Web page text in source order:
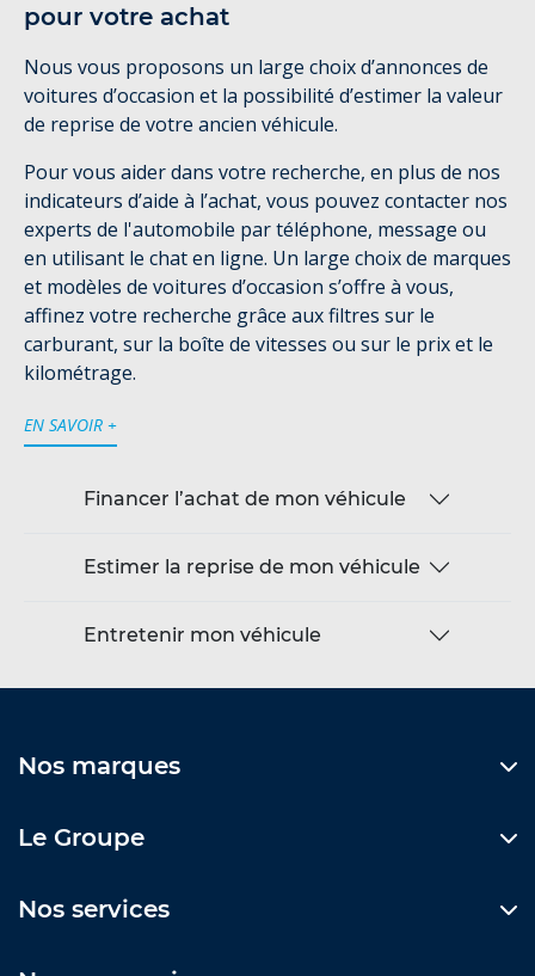
pour votre achat
Nous vous proposons un large choix d’annonces de
voitures d’occasion et la possibilité d’estimer la valeur
de reprise de votre ancien véhicule.
Pour vous aider dans votre recherche, en plus de nos
indicateurs d’aide à l’achat, vous pouvez contacter nos
experts de l'automobile par téléphone, message ou
en utilisant le chat en ligne. Un large choix de marques
et modèles de voitures d’occasion s’offre à vous,
affinez votre recherche grâce aux filtres sur le
carburant, sur la boîte de vitesses ou sur le prix et le
kilométrage.
EN SAVOIR +
Financer l’achat de mon véhicule
Estimer la reprise de mon véhicule
Entretenir mon véhicule
Nos marques
Le Groupe
Nos services